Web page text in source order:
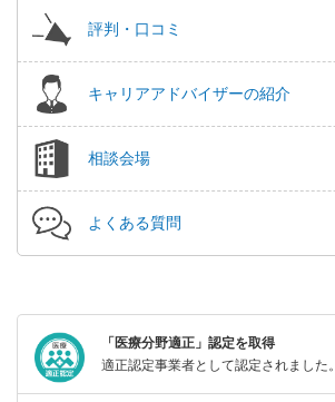
評判・口コミ
キャリアアドバイザーの紹介
相談会場
よくある質問
「医療分野適正」認定を取得
適正認定事業者として認定されました。